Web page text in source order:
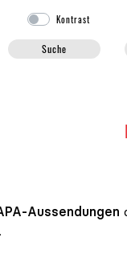
Kontrast
Suche
Aussendungen